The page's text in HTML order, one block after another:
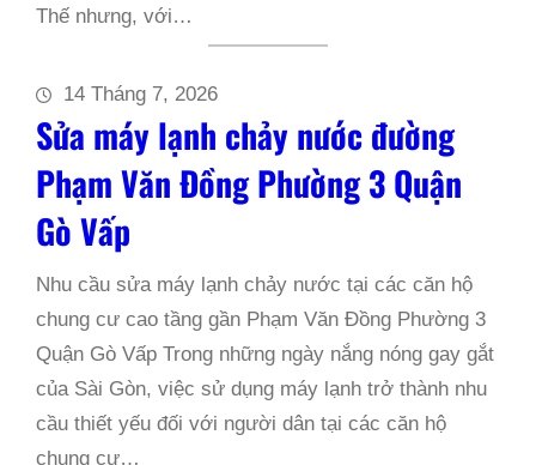
Thế nhưng, với…
14 Tháng 7, 2026
Sửa máy lạnh chảy nước đường
Phạm Văn Đồng Phường 3 Quận
Gò Vấp
Nhu cầu sửa máy lạnh chảy nước tại các căn hộ
chung cư cao tầng gần Phạm Văn Đồng Phường 3
Quận Gò Vấp Trong những ngày nắng nóng gay gắt
của Sài Gòn, việc sử dụng máy lạnh trở thành nhu
cầu thiết yếu đối với người dân tại các căn hộ
chung cư…